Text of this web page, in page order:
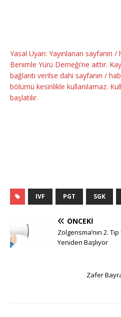
Yasal Uyarı: Yayınlanan sayfanın
Benimle Yürü Derneği’ne aittir.
bağlantı verilse dahi sayfanın /
bölümü kesinlikle kullanılamaz.
başlatılır.
IVF PGT SGK
ÖNCEKI
Zolgensma’nın 2.
Yeniden Başlıyor
Zafer